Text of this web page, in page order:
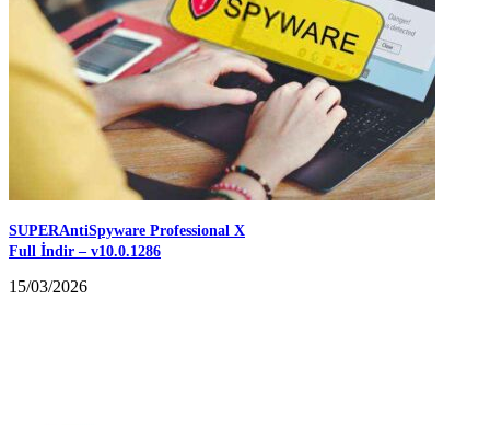
SUPERAntiSpyware Professional X
Full İndir – v10.0.1286
15/03/2026